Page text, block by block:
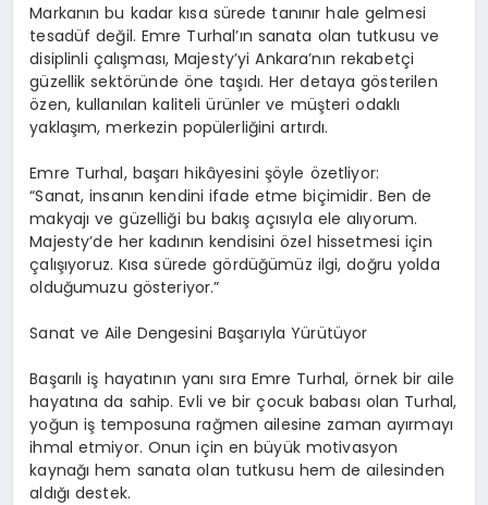
Markanın bu kadar kısa sürede tanınır hale gelmesi
tesadüf değil. Emre Turhal’ın sanata olan tutkusu ve
disiplinli çalışması, Majesty’yi Ankara’nın rekabetçi
güzellik sektöründe öne taşıdı. Her detaya gösterilen
özen, kullanılan kaliteli ürünler ve müşteri odaklı
yaklaşım, merkezin popülerliğini artırdı.
Emre Turhal, başarı hikâyesini şöyle özetliyor:
“Sanat, insanın kendini ifade etme biçimidir. Ben de
makyajı ve güzelliği bu bakış açısıyla ele alıyorum.
Majesty’de her kadının kendisini özel hissetmesi için
çalışıyoruz. Kısa sürede gördüğümüz ilgi, doğru yolda
olduğumuzu gösteriyor.”
Sanat ve Aile Dengesini Başarıyla Yürütüyor
Başarılı iş hayatının yanı sıra Emre Turhal, örnek bir aile
hayatına da sahip. Evli ve bir çocuk babası olan Turhal,
yoğun iş temposuna rağmen ailesine zaman ayırmayı
ihmal etmiyor. Onun için en büyük motivasyon
kaynağı hem sanata olan tutkusu hem de ailesinden
aldığı destek.